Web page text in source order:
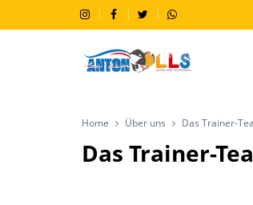
Home Über uns Das Trainer-
Das Trainer-